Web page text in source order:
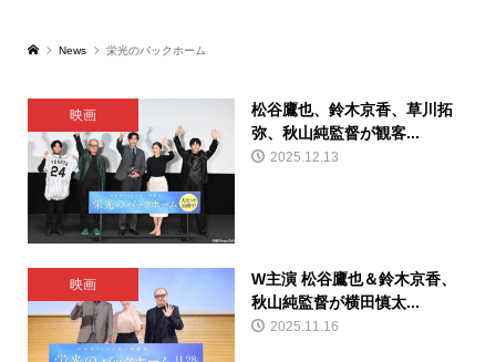
News 栄光のバックホーム
映画
松谷鷹也、鈴木京香、草川拓
弥、秋山純監督が観客...
2025.12.13
映画
W主演 松谷鷹也＆鈴木京香、
秋山純監督が横田慎太...
2025.11.16